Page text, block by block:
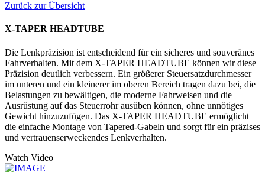
Zurück zur Übersicht
X-TAPER HEADTUBE
Die Lenkpräzision ist entscheidend für ein sicheres und souveränes
Fahrverhalten. Mit dem X-TAPER HEADTUBE können wir diese
Präzision deutlich verbessern. Ein größerer Steuersatzdurchmesser
im unteren und ein kleinerer im oberen Bereich tragen dazu bei, die
Belastungen zu bewältigen, die moderne Fahrweisen und die
Ausrüstung auf das Steuerrohr ausüben können, ohne unnötiges
Gewicht hinzuzufügen. Das X-TAPER HEADTUBE ermöglicht
die einfache Montage von Tapered-Gabeln und sorgt für ein präzises
und vertrauenserweckendes Lenkverhalten.
Watch Video